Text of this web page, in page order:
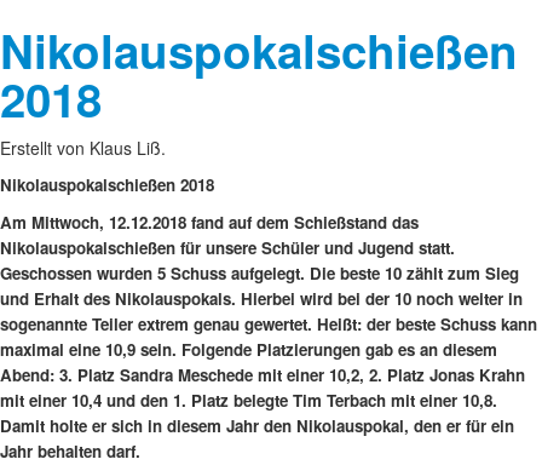
Nikolauspokalschießen
2018
Erstellt von Klaus Liß.
Nikolauspokalschießen 2018
Am Mittwoch, 12.12.2018 fand auf dem Schießstand das
Nikolauspokalschießen für unsere Schüler und Jugend statt.
Geschossen wurden 5 Schuss aufgelegt. Die beste 10 zählt zum Sieg
und Erhalt des Nikolauspokals. Hierbei wird bei der 10 noch weiter in
sogenannte Teiler extrem genau gewertet. Heißt: der beste Schuss kann
maximal eine 10,9 sein. Folgende Platzierungen gab es an diesem
Abend: 3. Platz Sandra Meschede mit einer 10,2, 2. Platz Jonas Krahn
mit einer 10,4 und den 1. Platz belegte Tim Terbach mit einer 10,8.
Damit holte er sich in diesem Jahr den Nikolauspokal, den er für ein
Jahr behalten darf.